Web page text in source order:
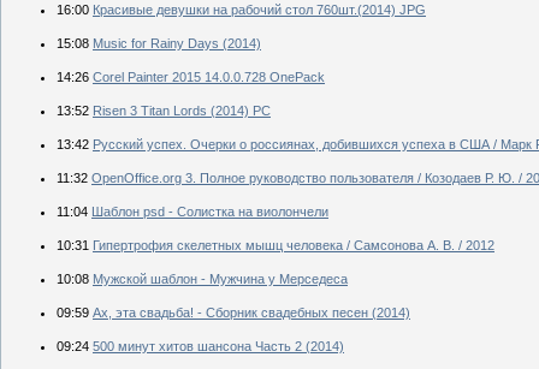
16:00 Красивые девушки на рабочий стол 760шт.(2014) JPG
15:08 Music for Rainy Days (2014)
14:26 Corel Painter 2015 14.0.0.728 OnePack
13:52 Risen 3 Titan Lords (2014) PC
13:42 Русский успех. Очерки о россиянах, добившихся успеха в США / Марк
11:32 OpenOffice.org 3. Полное руководство пользователя / Козодаев Р. Ю. /
11:04 Шаблон psd - Солистка на виолончели
10:31 Гипертрофия скелетных мышц человека / Самсонова А. В. / 2012
10:08 Мужской шаблон - Мужчина у Мерседеса
09:59 Ах, эта свадьба! - Сборник свадебных песен (2014)
09:24 500 минут хитов шансона Часть 2 (2014)